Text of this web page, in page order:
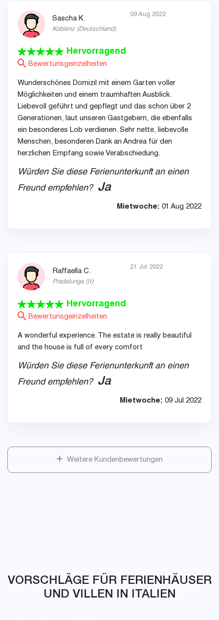
Sascha K.
Koblenz(Deutschland)
Hervorragend
Bewertunsgeinzelheiten
09 Aug 2022
Wunderschönes Domizil mit einem Garten voller
Möglichkeiten und einem traumhaften Ausblick.
Liebevoll geführt und gepflegt und das schon über 2
Generationen, laut unseren Gastgebern, die ebenfalls
ein besonderes Lob verdienen. Sehr nette, liebevolle
Menschen, besonderen Dank an Andrea für den
herzlichen Empfang sowie Verabschiedung.
Würden Sie diese Ferienunterkunft an einen
Freund empfehlen? Ja
Mietwoche: 01 Aug 2022
Raffaella C.
Pradalunga(It)
Hervorragend
Bewertunsgeinzelheiten
21 Jul 2022
A wonderful experience. The estate is really beautiful
and the house is full of every comfort
Würden Sie diese Ferienunterkunft an einen
Freund empfehlen? Ja
Mietwoche: 09 Jul 2022
Weitere Kundenbewertungen
VORSCHLÄGE FÜR FERIENHÄUSER
UND VILLEN IN ITALIEN